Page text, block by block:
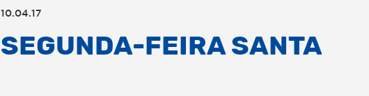
10.04.17
SEGUNDA-FEIRA SANTA